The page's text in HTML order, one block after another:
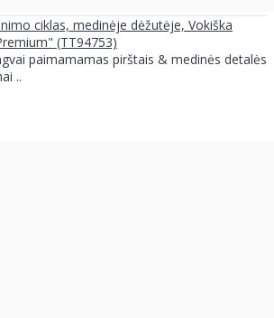
ciklas, medinėje dėžutėje, Vokiška
(TT94753)
paimamamas pirštais & medinės detalės
..